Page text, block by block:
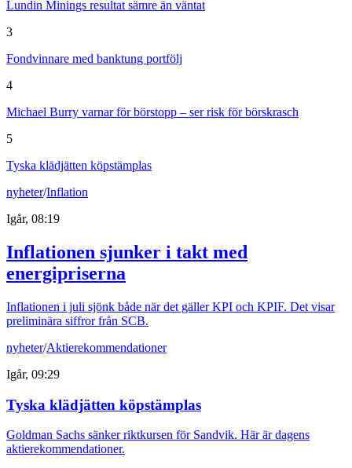
Lundin Minings resultat sämre än väntat
3
Fondvinnare med banktung portfölj
4
Michael Burry varnar för börstopp – ser risk för börskrasch
5
Tyska klädjätten köpstämplas
nyheter/Inflation
Igår, 08:19
Inflationen sjunker i takt med
energipriserna
Inflationen i juli sjönk både när det gäller KPI och KPIF. Det visar
preliminära siffror från SCB.
nyheter/Aktierekommendationer
Igår, 09:29
Tyska klädjätten köpstämplas
Goldman Sachs sänker riktkursen för Sandvik. Här är dagens
aktierekommendationer.